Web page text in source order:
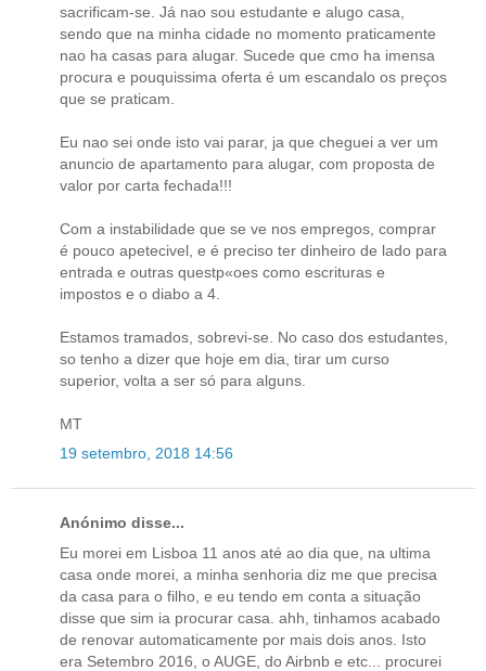
sacrificam-se. Já nao sou estudante e alugo casa,
sendo que na minha cidade no momento praticamente
nao ha casas para alugar. Sucede que cmo ha imensa
procura e pouquissima oferta é um escandalo os preços
que se praticam.
Eu nao sei onde isto vai parar, ja que cheguei a ver um
anuncio de apartamento para alugar, com proposta de
valor por carta fechada!!!
Com a instabilidade que se ve nos empregos, comprar
é pouco apetecivel, e é preciso ter dinheiro de lado para
entrada e outras questp«oes como escrituras e
impostos e o diabo a 4.
Estamos tramados, sobrevi-se. No caso dos estudantes,
so tenho a dizer que hoje em dia, tirar um curso
superior, volta a ser só para alguns.
MT
19 setembro, 2018 14:56
Anónimo disse...
Eu morei em Lisboa 11 anos até ao dia que, na ultima
casa onde morei, a minha senhoria diz me que precisa
da casa para o filho, e eu tendo em conta a situação
disse que sim ia procurar casa. ahh, tinhamos acabado
de renovar automaticamente por mais dois anos. Isto
era Setembro 2016, o AUGE, do Airbnb e etc... procurei